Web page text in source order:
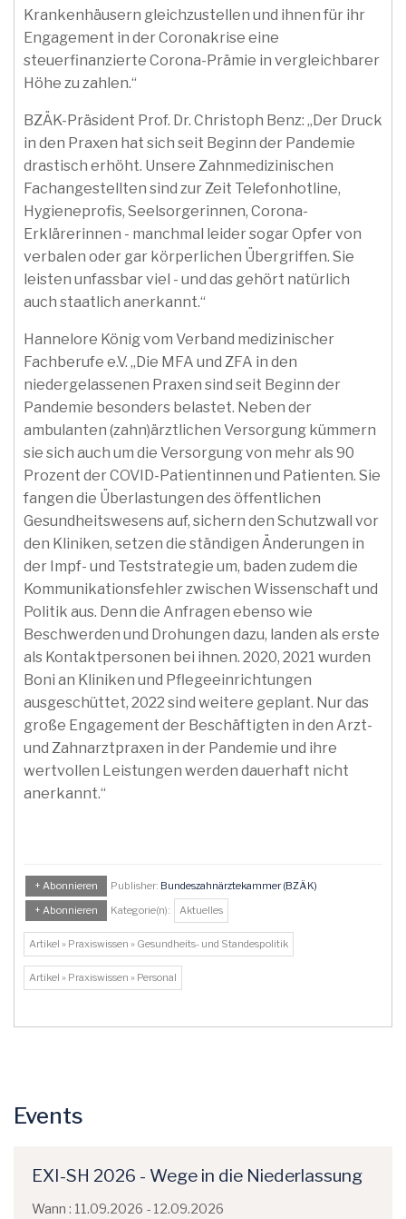
Krankenhäusern gleichzustellen und ihnen für ihr
Engagement in der Coronakrise eine
steuerfinanzierte Corona-Prämie in vergleichbarer
Höhe zu zahlen.“
BZÄK-Präsident Prof. Dr. Christoph Benz: „Der Druck
in den Praxen hat sich seit Beginn der Pandemie
drastisch erhöht. Unsere Zahnmedizinischen
Fachangestellten sind zur Zeit Telefonhotline,
Hygieneprofis, Seelsorgerinnen, Corona-
Erklärerinnen - manchmal leider sogar Opfer von
verbalen oder gar körperlichen Übergriffen. Sie
leisten unfassbar viel - und das gehört natürlich
auch staatlich anerkannt.“
Hannelore König vom Verband medizinischer
Fachberufe e.V. „Die MFA und ZFA in den
niedergelassenen Praxen sind seit Beginn der
Pandemie besonders belastet. Neben der
ambulanten (zahn)ärztlichen Versorgung kümmern
sie sich auch um die Versorgung von mehr als 90
Prozent der COVID-Patientinnen und Patienten. Sie
fangen die Überlastungen des öffentlichen
Gesundheitswesens auf, sichern den Schutzwall vor
den Kliniken, setzen die ständigen Änderungen in
der Impf- und Teststrategie um, baden zudem die
Kommunikationsfehler zwischen Wissenschaft und
Politik aus. Denn die Anfragen ebenso wie
Beschwerden und Drohungen dazu, landen als erste
als Kontaktpersonen bei ihnen. 2020, 2021 wurden
Boni an Kliniken und Pflegeeinrichtungen
ausgeschüttet, 2022 sind weitere geplant. Nur das
große Engagement der Beschäftigten in den Arzt-
und Zahnarztpraxen in der Pandemie und ihre
wertvollen Leistungen werden dauerhaft nicht
anerkannt.“
+ Abonnieren Publisher: Bundeszahnärztekammer (BZÄK)
+ Abonnieren
Kategorie(n): Aktuelles
Artikel » Praxiswissen » Gesundheits- und Standespolitik
Artikel » Praxiswissen » Personal
Events
EXI-SH 2026 - Wege in die Niederlassung
Wann : 11.09.2026 - 12.09.2026